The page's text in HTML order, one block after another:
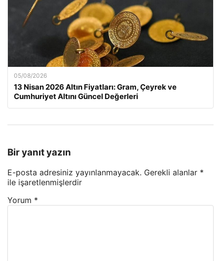
05/08/2026
13 Nisan 2026 Altın Fiyatları: Gram, Çeyrek ve
Cumhuriyet Altını Güncel Değerleri
Bir yanıt yazın
E-posta adresiniz yayınlanmayacak. Gerekli alanlar *
ile işaretlenmişlerdir
Yorum *